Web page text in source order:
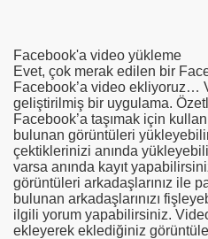
Facebook'a video yükleme
Evet, çok merak edilen bir
Facebook’a video ekliyoruz…
geliştirilmiş bir uygulama.
Facebook’a taşımak için
bulunan görüntüleri
çektiklerinizi anında
varsa anında kayıt
görüntüleri arkadaşlarınız ile
bulunan arkadaşlarınızı
ilgili yorum yapabilirsiniz.
ekleyerek eklediğiniz